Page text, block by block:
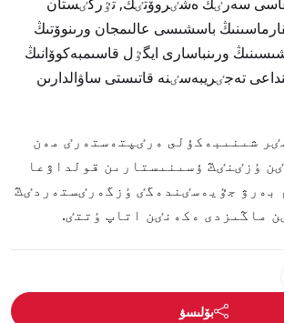
باسشىسى عالىمجان ورىنوۆتىڭ
ورىنباسارى ايگٷل قاسىمبەكوۆانىڭ
تەجٸريبەسٸنە قاتىستى ساۋالدارىن
شىنىبەكۇلى ەرٸپتەستەرٸ مەن
ٶزٸنٸڭ ۇسىنىستارىن قولداۋعا
بەرۋ جٷيەسٸندەگٸ ٶزگەرٸستەردٸڭ
ماڭىزدى ەكەنٸن اتاپ ٶتتٸ.
بۆلىسۋ